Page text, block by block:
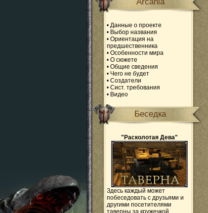
• Данные о проекте
• Выбор названия
• Ориентация на
предшественника
• Особенности мира
• О сюжете
• Общие сведения
• Чего не будет
• Создатели
• Сист. требования
• Видео
Беседка
"Расколотая Дева"
Здесь каждый может
побеседовать с друзьями и
другими посетителями
таверны за кружечкой